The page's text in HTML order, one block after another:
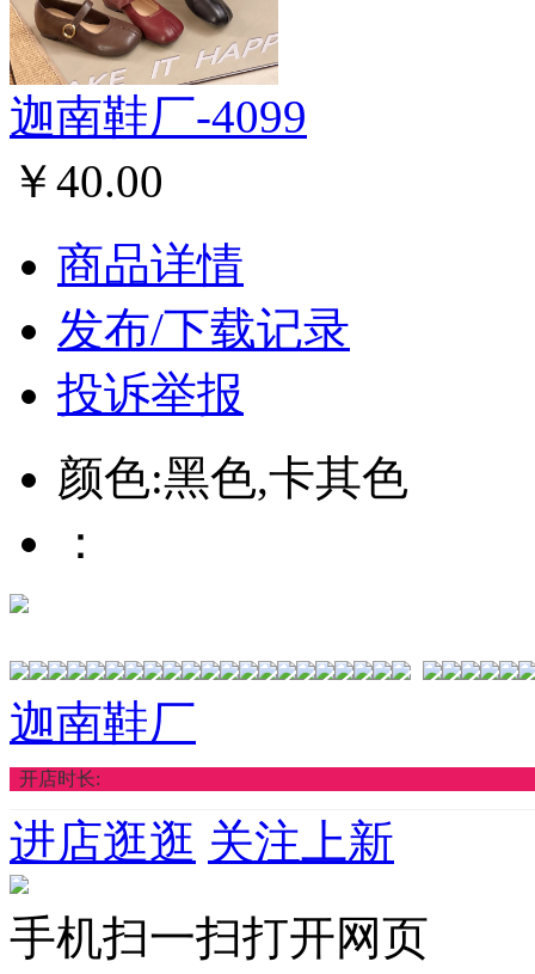
迦南鞋厂-4099
￥40.00
商品详情
发布/下载记录
投诉举报
颜色:黑色,卡其色
：
迦南鞋厂
开店时长:
进店逛逛 关注上新
手机扫一扫打开网页